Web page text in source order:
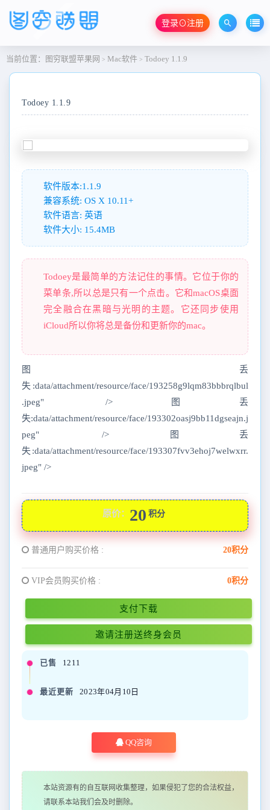
登录⊙注册
当前位置： 图穷联盟苹果网 > Mac软件 > Todoey 1.1.9
Todoey 1.1.9
软件版本:1.1.9
兼容系统: OS X 10.11+
软件语言: 英语
软件大小: 15.4MB
Todoey是最简单的方法记住的事情。它位于你的
菜单条,所以总是只有一个点击。它和macOS桌面
完全融合在黑暗与光明的主题。它还同步使用
iCloud所以你将总是备份和更新你的mac。
图丢
失:data/attachment/resource/face/193258g9lqm83bbbrqlbul
.jpeg" />图丢
失:data/attachment/resource/face/193302oasj9bb11dgseajn.j
peg" />图丢
失:data/attachment/resource/face/193307fvv3ehoj7welwxrr.
jpeg" />
原价： 20 积分
普通用户购买价格 : 20积分
VIP会员购买价格 : 0积分
支付下载
邀请注册送终身会员
已售 1211
最近更新 2023年04月10日
QQ咨询
本站资源有的自互联网收集整理，如果侵犯了您的合法权益，
请联系本站我们会及时删除。